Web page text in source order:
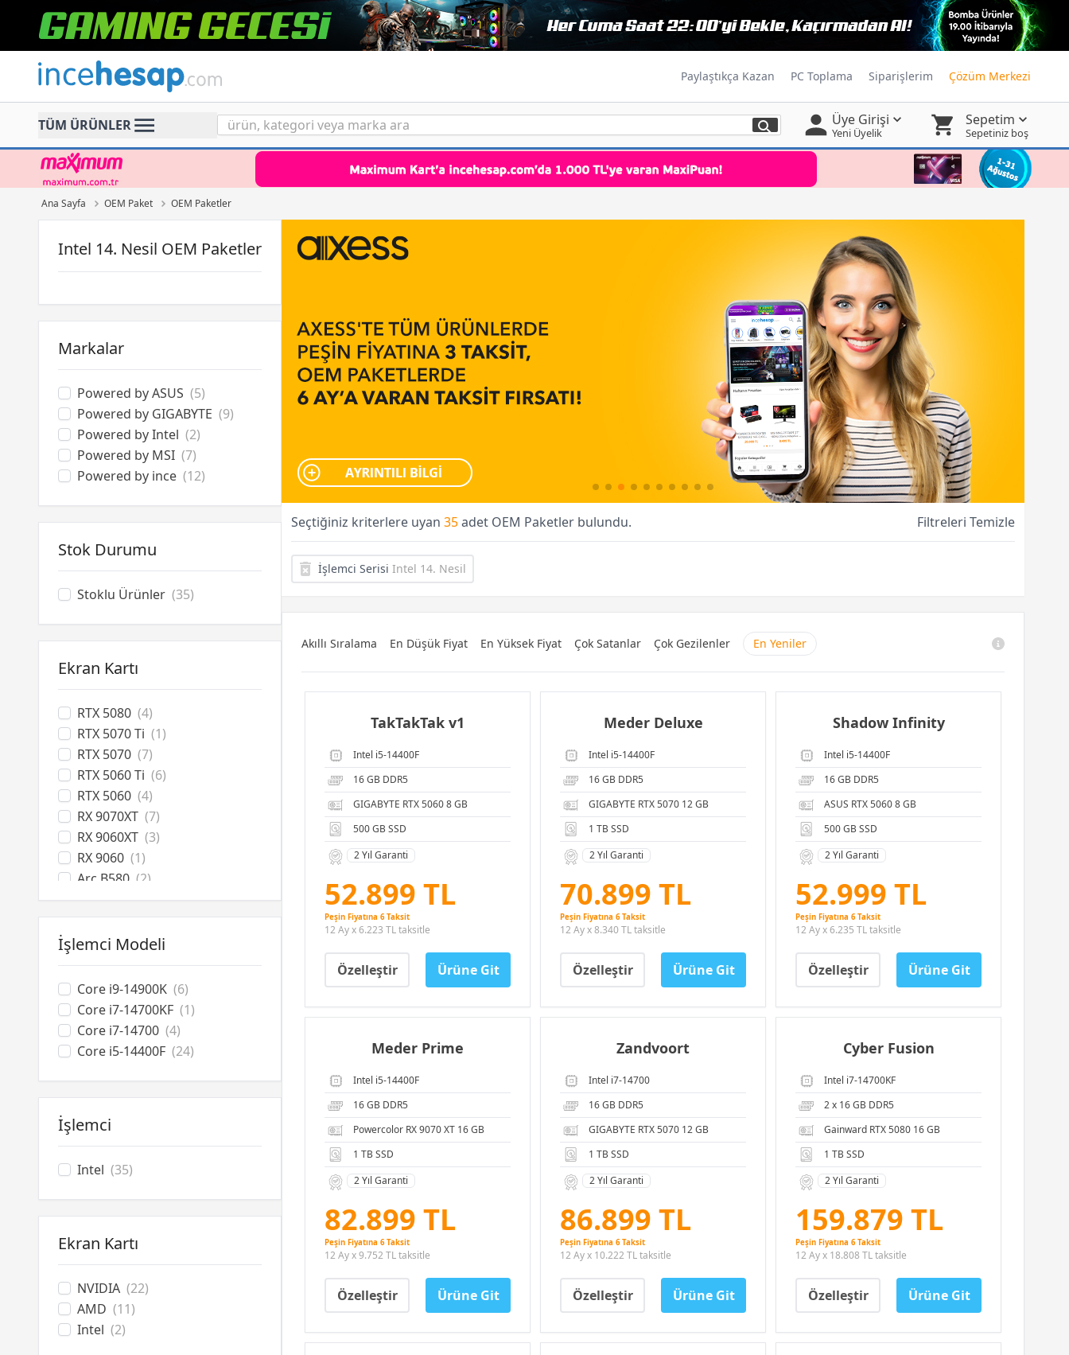
Incehesap Paylaştıkça Kazan PC Toplama Siparişlerim Çözüm Merkezi
TÜM ÜRÜNLER Üye Girişi
Yeni Üyelik
Sepetim
Sepetiniz boş
Ana Sayfa OEM Paket OEM Paketler
Intel 14. Nesil OEM Paketler
Markalar
Powered by ASUS (5)
Powered by GIGABYTE (9)
Powered by Intel (2)
Powered by MSI (7)
Powered by ince (12)
Stok Durumu
Stoklu Ürünler (35)
Ekran Kartı
RTX 5080 (4)
RTX 5070 Ti (1)
RTX 5070 (7)
RTX 5060 Ti (6)
RTX 5060 (4)
RX 9070XT (7)
RX 9060XT (3)
RX 9060 (1)
Arc B580 (2)
İşlemci Modeli
Core i9-14900K (6)
Core i7-14700KF (1)
Core i7-14700 (4)
Core i5-14400F (24)
İşlemci
Intel (35)
Ekran Kartı
NVIDIA (22)
AMD (11)
Intel (2)
Seçtiğiniz kriterlere uyan 35adet OEM Paketler bulundu. Filtreleri Temizle
İşlemci Serisi Intel 14. Nesil
Akıllı Sıralama En Düşük Fiyat En Yüksek Fiyat Çok Satanlar Çok Gezilenler En Yeniler
TakTakTak v1
Intel i5-14400F
16 GB DDR5
GIGABYTE RTX 5060 8 GB
500 GB SSD
2 Yıl Garanti
52.899 TL
Peşin Fiyatına 6 Taksit
12 Ay x 6.223 TL taksitle
Özelleştir Ürüne Git
Meder Deluxe
Intel i5-14400F
16 GB DDR5
GIGABYTE RTX 5070 12 GB
1 TB SSD
2 Yıl Garanti
70.899 TL
Peşin Fiyatına 6 Taksit
12 Ay x 8.340 TL taksitle
Özelleştir Ürüne Git
Shadow Infinity
Intel i5-14400F
16 GB DDR5
ASUS RTX 5060 8 GB
500 GB SSD
2 Yıl Garanti
52.999 TL
Peşin Fiyatına 6 Taksit
12 Ay x 6.235 TL taksitle
Özelleştir Ürüne Git
Meder Prime
Intel i5-14400F
16 GB DDR5
Powercolor RX 9070 XT 16 GB
1 TB SSD
2 Yıl Garanti
82.899 TL
Peşin Fiyatına 6 Taksit
12 Ay x 9.752 TL taksitle
Özelleştir Ürüne Git
Zandvoort
Intel i7-14700
16 GB DDR5
GIGABYTE RTX 5070 12 GB
1 TB SSD
2 Yıl Garanti
86.899 TL
Peşin Fiyatına 6 Taksit
12 Ay x 10.222 TL taksitle
Özelleştir Ürüne Git
Cyber Fusion
Intel i7-14700KF
2 x 16 GB DDR5
Gainward RTX 5080 16 GB
1 TB SSD
2 Yıl Garanti
159.879 TL
Peşin Fiyatına 6 Taksit
12 Ay x 18.808 TL taksitle
Özelleştir Ürüne Git